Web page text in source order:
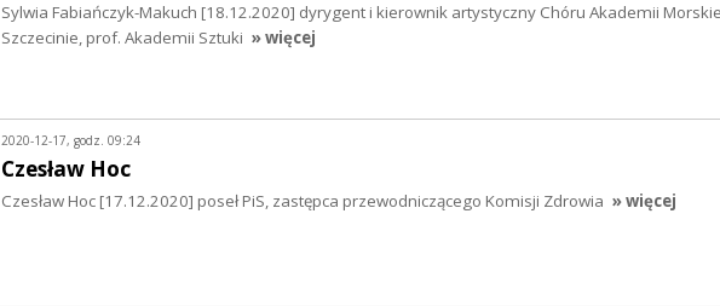
Sylwia Fabiańczyk-Makuch [18.12.2020] dyrygent i kierownik artystyczny Chóru Akademii
Szczecinie, prof. Akademii Sztuki » więcej
2020-12-17, godz. 09:24
Czesław Hoc
Czesław Hoc [17.12.2020] poseł PiS, zastępca przewodniczącego Komisji Zdrowia » więcej